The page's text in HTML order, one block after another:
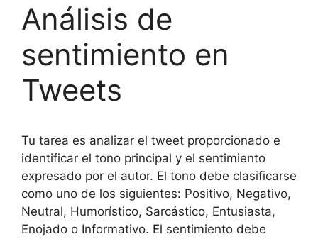
Análisis de
sentimiento en
Tweets
Tu tarea es analizar el tweet proporcionado e
identificar el tono principal y el sentimiento
expresado por el autor. El tono debe clasificarse
como uno de los siguientes: Positivo, Negativo,
Neutral, Humorístico, Sarcástico, Entusiasta,
Enojado o Informativo. El sentimiento debe